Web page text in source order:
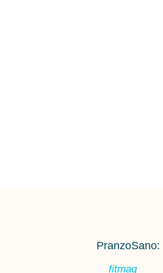
fitmag